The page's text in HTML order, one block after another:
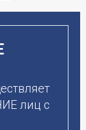
лиц с